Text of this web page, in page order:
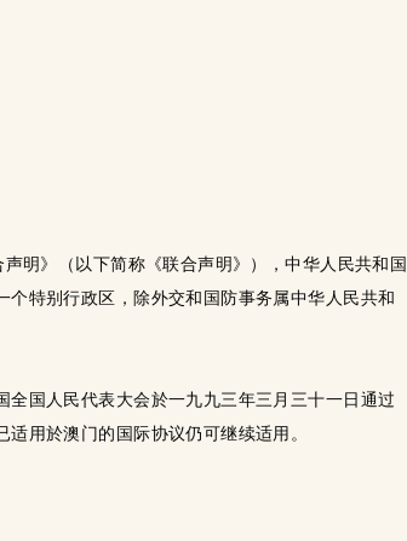
明》（以下简称《联合声明》），中华人民共和国
特别行政区，除外交和国防事务属中华人民共和
全国人民代表大会於一九九三年三月三十一日通过
用於澳门的国际协议仍可继续适用。